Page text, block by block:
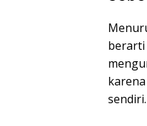
berarti
sendiri.